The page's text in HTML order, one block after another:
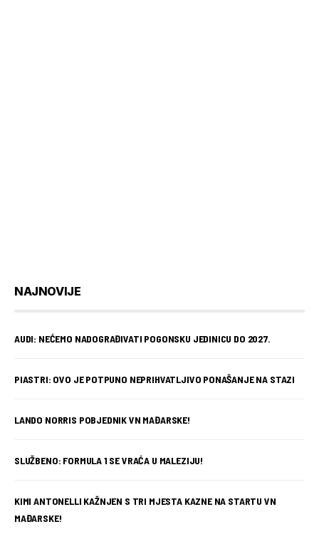
NAJNOVIJE
AUDI: NEĆEMO NADOGRAĐIVATI POGONSKU JEDINICU DO 2027.
PIASTRI: OVO JE POTPUNO NEPRIHVATLJIVO PONAŠANJE NA STAZI
LANDO NORRIS POBJEDNIK VN MAĐARSKE!
SLUŽBENO: FORMULA 1 SE VRAĆA U MALEZIJU!
KIMI ANTONELLI KAŽNJEN S TRI MJESTA KAZNE NA STARTU VN
MAĐARSKE!